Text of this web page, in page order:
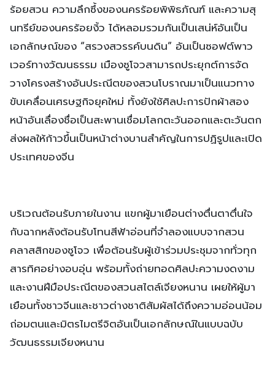
ร้อยสวน ความลึกซึ้งของนครร้อยพิพิธภัณฑ์ และความสุ
นทรีย์ของนครร้อยงิ้ว ได้หลอมรวมกันเป็นเสน่ห์อันเป็น
เอกลักษณ์ของ “สรวงสวรรค์บนดิน” อันเป็นซอฟต์พาว
เวอร์ทางวัฒนธรรม เมืองซูโจวสามารถประยุกต์การจัด
วางโครงสร้างอันประณีตของสวนโบราณมาเป็นแนวทาง
ขับเคลื่อนเศรษฐกิจยุคใหม่ ทั้งยังใช้ศิลปะการปักผ้าสอง
หน้าอันเลื่องชื่อเป็นสะพานเชื่อมโลกตะวันออกและตะวันตก
ส่งผลให้ก้าวขึ้นเป็นหน้าต่างบานสำคัญในการปฏิรูปและเปิด
ประเทศของจีน
บริเวณต้อนรับภายในงาน แขกผู้มาเยือนต่างตื่นตาตื่นใจ
กับฉากหลังต้อนรับโทนสีฟ้าอ่อนที่จำลองแบบจากสวน
คลาสสิกของซูโจว เพื่อต้อนรับผู้เข้าร่วมประชุมจากทั่วทุก
สารทิศอย่างอบอุ่น พร้อมทั้งถ่ายทอดศิลปะความงดงาม
และงานฝีมือประณีตของสวนสไตล์เจียงหนาน เผยให้ผู้มา
เยือนทั้งชาวจีนและชาวต่างชาติสัมผัสได้ถึงความอ่อนน้อม
ถ่อมตนและมิตรไมตรีจิตอันเป็นเอกลักษณ์ในแบบฉบับ
วัฒนธรรมเจียงหนาน